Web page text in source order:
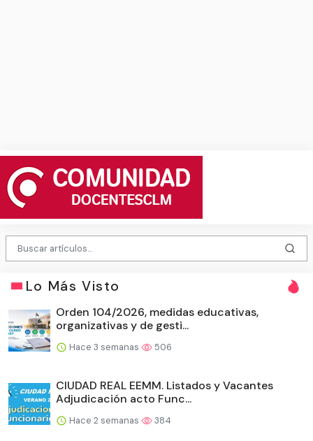
Lo Más Visto
Orden 104/2026, medidas educativas,
organizativas y de gesti...
Hace 3 semanas 506
CIUDAD REAL EEMM. Listados y Vacantes
Adjudicación acto Func...
Hace 2 semanas 384